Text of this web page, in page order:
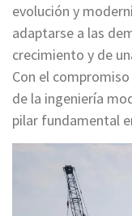
evolución y
adaptarse a las
crecimiento y de
Con el
de la ingeniería
pilar fundamental